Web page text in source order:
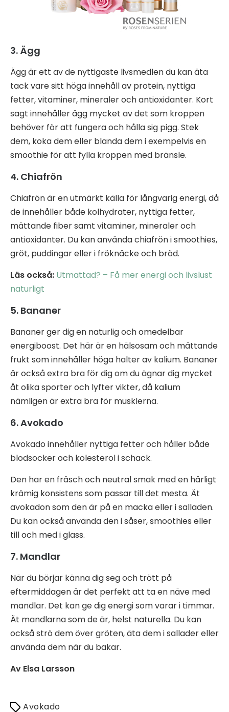
3. Ägg
Ägg är ett av de nyttigaste livsmedlen du kan äta
tack vare sitt höga innehåll av protein, nyttiga
fetter, vitaminer, mineraler och antioxidanter. Kort
sagt innehåller ägg mycket av det som kroppen
behöver för att fungera och hålla sig pigg. Stek
dem, koka dem eller blanda dem i exempelvis en
smoothie för att fylla kroppen med bränsle.
4. Chiafrön
Chiafrön är en utmärkt källa för långvarig energi, då
de innehåller både kolhydrater, nyttiga fetter,
mättande fiber samt vitaminer, mineraler och
antioxidanter. Du kan använda chiafrön i smoothies,
gröt, puddingar eller i fröknäcke och bröd.
Läs också: Utmattad? – Få mer energi och livslust
naturligt
5. Bananer
Bananer ger dig en naturlig och omedelbar
energiboost. Det här är en hälsosam och mättande
frukt som innehåller höga halter av kalium. Bananer
är också extra bra för dig om du ägnar dig mycket
åt olika sporter och lyfter vikter, då kalium
nämligen är extra bra för musklerna.
6. Avokado
Avokado innehåller nyttiga fetter och håller både
blodsocker och kolesterol i schack.
Den har en fräsch och neutral smak med en härligt
krämig konsistens som passar till det mesta. Ät
avokadon som den är på en macka eller i salladen.
Du kan också använda den i såser, smoothies eller
till och med i glass.
7. Mandlar
När du börjar känna dig seg och trött på
eftermiddagen är det perfekt att ta en näve med
mandlar. Det kan ge dig energi som varar i timmar.
Ät mandlarna som de är, helst naturella. Du kan
också strö dem över gröten, äta dem i sallader eller
använda dem när du bakar.
Av Elsa Larsson
Avokado